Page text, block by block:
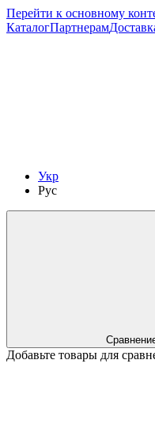
Перейти к основному
КаталогПартнерам
Укр
Рус
Добавьте товары для